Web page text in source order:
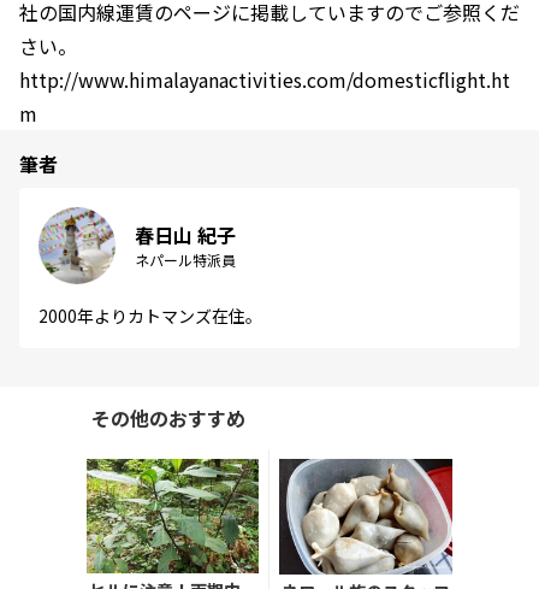
社の国内線運賃のページに掲載していますのでご参照くだ
さい。
http://www.himalayanactivities.com/domesticflight.ht
m
筆者
春日山 紀子
ネパール特派員
2000年よりカトマンズ在住。
その他のおすすめ